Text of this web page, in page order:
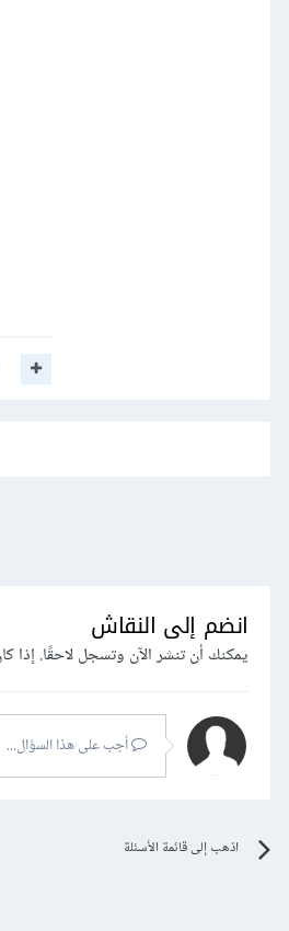
انضم إلى النقاش
يمكنك أن تنشر الآن وتسجل لاحقًا. إذا
أجب على هذا السؤال...
اذهب إلى قائمة الأسئلة